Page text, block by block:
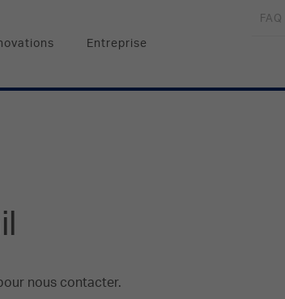
Entreprise
FAQ
nous contacter.